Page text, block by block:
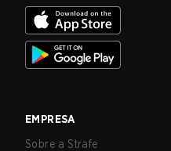
EMPRESA
Sobre a Strafe